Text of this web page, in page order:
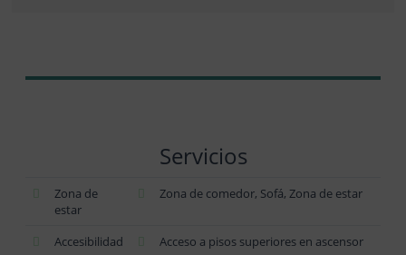
Servicios
Zona de
estar
Zona de comedor, Sofá, Zona de estar
Accesibilidad
Acceso a pisos superiores en ascensor